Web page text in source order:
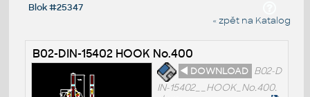
Blok #25347
« zpět na Katalog
B02-DIN-15402 HOOK No.400
◄ DOWNLOAD B02-D
IN-15402__HOOK_No.400.